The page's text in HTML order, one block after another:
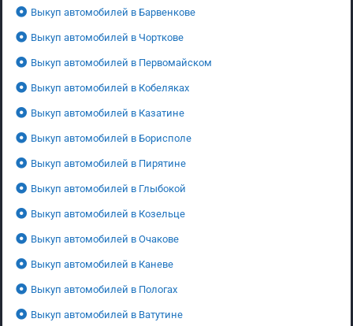
Выкуп автомобилей в Барвенкове
Выкуп автомобилей в Чорткове
Выкуп автомобилей в Первомайском
Выкуп автомобилей в Кобеляках
Выкуп автомобилей в Казатине
Выкуп автомобилей в Борисполе
Выкуп автомобилей в Пирятине
Выкуп автомобилей в Глыбокой
Выкуп автомобилей в Козельце
Выкуп автомобилей в Очакове
Выкуп автомобилей в Каневе
Выкуп автомобилей в Пологах
Выкуп автомобилей в Ватутине